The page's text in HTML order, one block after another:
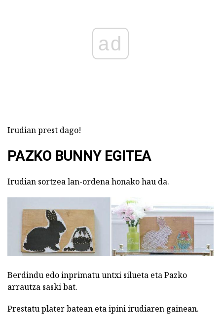
ad
Irudian prest dago!
PAZKO BUNNY EGITEA
Irudian sortzea lan-ordena honako hau da.
Berdindu edo inprimatu untxi silueta eta Pazko
arrautza saski bat.
Prestatu plater batean eta ipini irudiaren gainean.